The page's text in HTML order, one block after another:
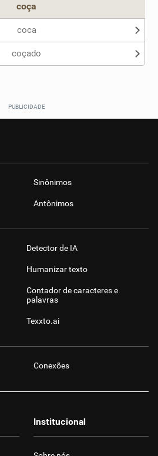
coça
coca
coçado
Sinônimos
Antônimos
Detector de IA
Humanizar texto
Contador de caracteres e
palavras
Texxto.ai
Conexões
Institucional